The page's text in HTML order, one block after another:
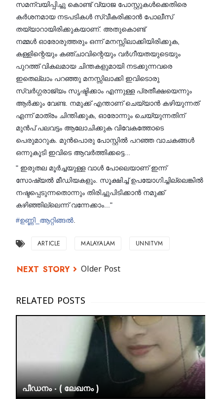
സമന്വയിപ്പിച്ചു കൊണ്ട് വ്യാജ പോസ്റ്റുകൾക്കെതിരെ
കർശനമായ നടപടികൾ സ്വീകരിക്കാൻ പോലീസ്
തയ്യാറായിരിക്കുകയാണ്. അതുകൊണ്ട്
നമ്മൾ ഓരോരുത്തരും ഒന്ന് മനസ്സിലാക്കിയിരിക്കുക,
കള്ളിന്റെയും കഞ്ചാവിന്റെയും വർഗീയതയുടെയും
പുറത്ത് വികലമായ ചിന്തകളുമായി നടക്കുന്നവരെ
ഇതെല്ലാം പറഞ്ഞു മനസ്സിലാക്കി ഇവിടൊരു
സ്വർഗ്ഗരാജ്യം സൃഷ്ടിക്കാം എന്നുള്ള പ്രതീക്ഷയെന്നും
ആർക്കും വേണ്ട. നമുക്ക് എന്താണ് ചെയ്യാൻ കഴിയുന്നത്
എന്ന് മാത്രം ചിന്തിക്കുക, ഓരോന്നും ചെയ്യുന്നതിന്
മുൻപ് പലവട്ടം ആലോചിക്കുക വിവേകത്തോടെ
പെരുമാറുക. മുൻപൊരു പോസ്റ്റിൽ പറഞ്ഞ വാചകങ്ങൾ
ഒന്നുകൂടി ഇവിടെ ആവർത്തിക്കട്ടെ...
" ഇരുതല മൂർച്ചയുള്ള വാൾ പോലെയാണ് ഇന്ന്
സോഷ്യൽ മീഡിയകളും. സൂക്ഷിച്ച് ഉപയോഗിച്ചില്ലെങ്കിൽ
നഷ്ടപ്പെടുന്നതൊന്നും തിരിച്ചുപിടിക്കാൻ നമുക്ക്
കഴിഞ്ഞില്ലെന്ന് വന്നേക്കാം..."
#ഉണ്ണി_ആറ്റിങ്ങൽ
ARTICLE MALAYALAM UNNITVM
Older Post
പീഡനം - ( ലേഖനം )